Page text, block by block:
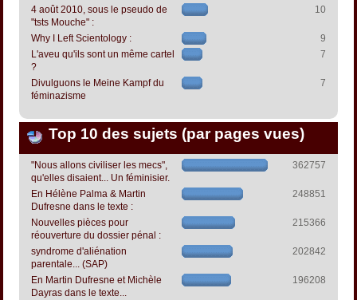
4 août 2010, sous le pseudo de
"tsts Mouche" :
10
Why I Left Scientology :
9
L'aveu qu'ils sont un même cartel
?
7
Divulguons le Meine Kampf du
féminazisme
7
Top 10 des sujets (par pages vues)
"Nous allons civiliser les mecs",
qu'elles disaient... Un féminisier.
362757
En Hélène Palma & Martin
Dufresne dans le texte :
248851
Nouvelles pièces pour
réouverture du dossier pénal :
215366
syndrome d'aliénation
parentale... (SAP)
202842
En Martin Dufresne et Michèle
Dayras dans le texte...
196208